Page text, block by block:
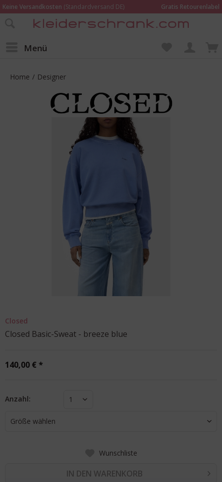
Keine Versandkosten (Standardversand DE)
Gratis Retourenlabel
Online bestellen – im Geschäft in Kempen anprobieren und beraten lassen
Menü
Home / Designer
Closed
Closed Basic-Sweat - breeze blue
140,00 € *
Anzahl: 1
Größe wählen
Wunschliste
IN DEN WARENKORB